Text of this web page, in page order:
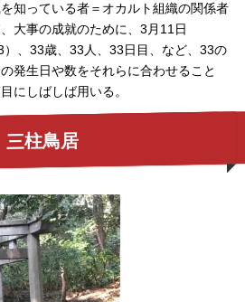
知っている者＝オカルト組織の関係者
大事の成就のために、3月11日
）、33歳、33人、33日目、など、33の
発生日や数をそれらに合わせること
にしばしば用いる。
三柱鳥居